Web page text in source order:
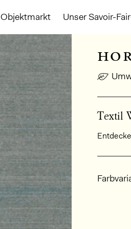
Objektmarkt Unser Savoir-
Textil